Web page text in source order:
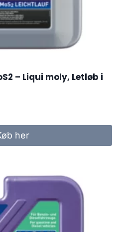
– Liqui moly, Letløb i
her